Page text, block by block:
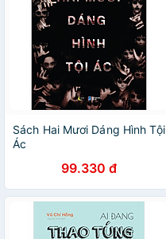
Sách Hai Mươi Dáng Hình Tội
Ác
99.330 đ